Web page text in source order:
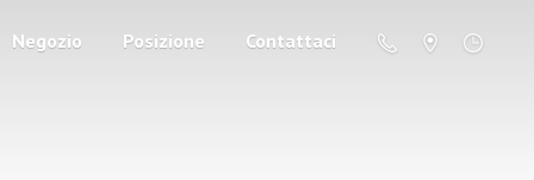
Negozio Posizione Contattaci